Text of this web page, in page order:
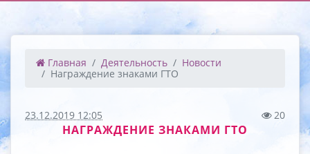
Главная Деятельность
Новости
Награждение знаками ГТО
23.12.2019 12:05 20
НАГРАЖДЕНИЕ ЗНАКАМИ ГТО